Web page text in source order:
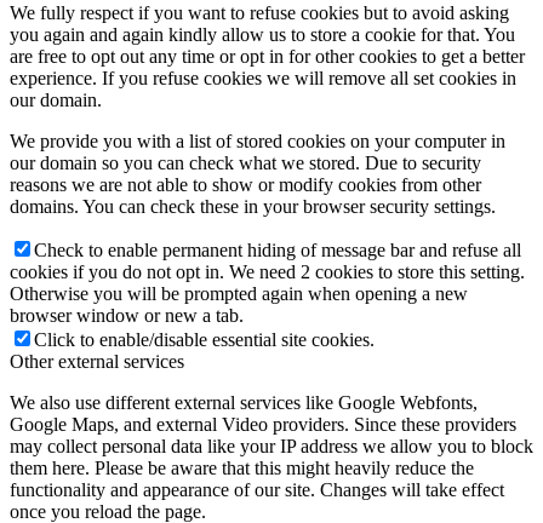
We fully respect if you want to refuse cookies but to avoid asking
you again and again kindly allow us to store a cookie for that. You
are free to opt out any time or opt in for other cookies to get a better
experience. If you refuse cookies we will remove all set cookies in
our domain.
We provide you with a list of stored cookies on your computer in
our domain so you can check what we stored. Due to security
reasons we are not able to show or modify cookies from other
domains. You can check these in your browser security settings.
Check to enable permanent hiding of message bar and refuse all
cookies if you do not opt in. We need 2 cookies to store this setting.
Otherwise you will be prompted again when opening a new
browser window or new a tab.
Click to enable/disable essential site cookies.
Other external services
We also use different external services like Google Webfonts,
Google Maps, and external Video providers. Since these providers
may collect personal data like your IP address we allow you to block
them here. Please be aware that this might heavily reduce the
functionality and appearance of our site. Changes will take effect
once you reload the page.